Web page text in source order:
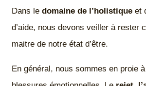
Dans le domaine de l’holistique et
d’aide, nous devons veiller à rester
maitre de notre état d’être.
En général, nous sommes en proie